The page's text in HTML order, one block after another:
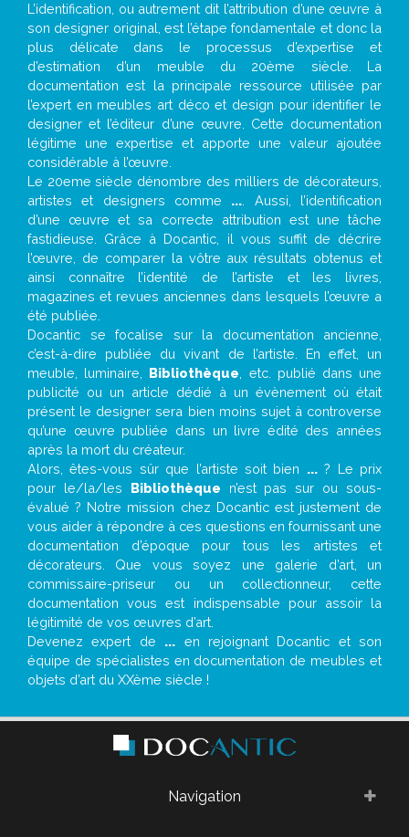
L’identification, ou autrement dit l’attribution d’une œuvre à
son designer original, est l’étape fondamentale et donc la
plus délicate dans le processus d’expertise et
d’estimation d’un meuble du 20ème siècle. La
documentation est la principale ressource utilisée par
l’expert en meubles art déco et design pour identifier le
designer et l’éditeur d’une œuvre. Cette documentation
légitime une expertise et apporte une valeur ajoutée
considérable à l’œuvre.
Le 20eme siècle dénombre des milliers de décorateurs,
artistes et designers comme ... . Aussi, l’identification
d’une œuvre et sa correcte attribution est une tâche
fastidieuse. Grâce à Docantic, il vous suffit de décrire
l’œuvre, de comparer la vôtre aux résultats obtenus et
ainsi connaître l’identité de l’artiste et les livres,
magazines et revues anciennes dans lesquels l’œuvre a
été publiée.
Docantic se focalise sur la documentation ancienne,
c’est-à-dire publiée du vivant de l’artiste. En effet, un
meuble, luminaire, Bibliothèque , etc. publié dans une
publicité ou un article dédié à un évènement où était
présent le designer sera bien moins sujet à controverse
qu’une œuvre publiée dans un livre édité des années
après la mort du créateur.
Alors, êtes-vous sûr que l’artiste soit bien ...? Le prix
pour le/la/les Bibliothèque n’est pas sur ou sous-
évalué ? Notre mission chez Docantic est justement de
vous aider à répondre à ces questions en fournissant une
documentation d’époque pour tous les artistes et
décorateurs. Que vous soyez une galerie d’art, un
commissaire-priseur ou un collectionneur, cette
documentation vous est indispensable pour assoir la
légitimité de vos œuvres d’art.
Devenez expert de ... en rejoignant Docantic et son
équipe de spécialistes en documentation de meubles et
objets d’art du XXème siècle !
Navigation